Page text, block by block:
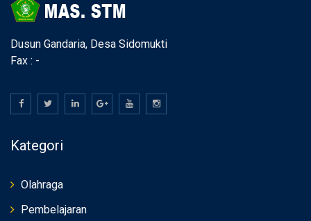
Dusun Gandaria, Desa Sidomukti
Fax : -
Kategori
Olahraga
Pembelajaran